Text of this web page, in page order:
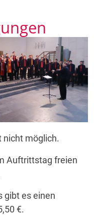
nicht möglich.
Auftrittstag freien
gibt es einen
€.